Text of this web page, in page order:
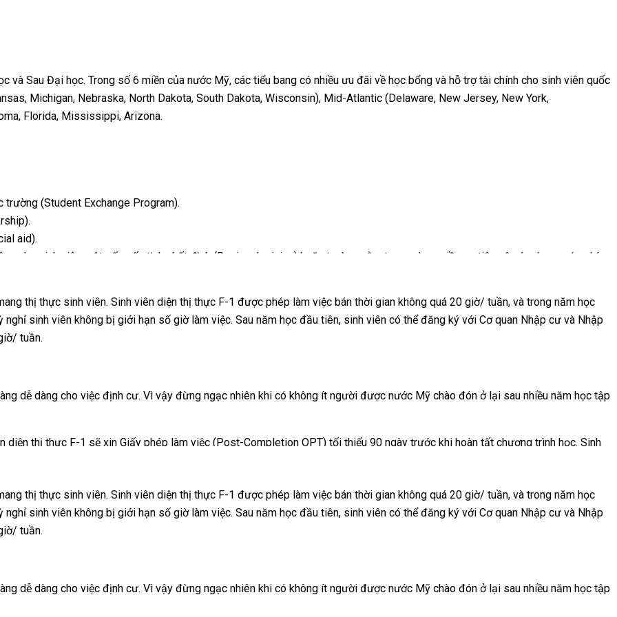
61+
7.0+; IELTS 6.0+ / TOEFL
8.0+; IELTS 7.0+ / TOEFL
93+; GMAT/GRE;
thị thực F1. Người phụ thuộc đương đơn visa F1 thuộc diện thị thực F2.
Lãnh sự quán ở Hồ Chí Minh.
nhập học.
ở các thời điểm khác nhau.
Sau Đại học. Trong số 6 miền của nước Mỹ, các tiểu bang có nhiều ưu đãi về học bổng và hỗ trợ tài chính cho sinh viên quốc
Michigan, Nebraska, North Dakota, South Dakota, Wisconsin), Mid-Atlantic (Delaware, New Jersey, New York,
Florida, Mississippi, Arizona.
(Student Exchange Program).
aid).
cho sinh viên một số quốc tịch nhất định (Regional pricing) hoặc trường nằm trong vùng miền ưu tiên nên áp dụng mức phí
trên năng lực nghiên cứu và mức độ cống hiến xã hội của ứng viên.
viên không cần phải vô cùng xuất sắc mà phải chuẩn bị đúng cách sẽ xin được học bổng. Ngoài học bổng, ứng viên hệ đại học
là Thực tập hưởng lương (Co-op) để tích lũy kinh nghiệm, giảm chi phí học tập, và tăng cơ hội việc làm sau tốt nghiệp.
sau:
thị thực sinh viên. Sinh viên diện thị thực F-1 được phép làm việc bán thời gian không quá 20 giờ/ tuần, và trong năm học
sinh viên không bị giới hạn số giờ làm việc. Sau năm học đầu tiên, sinh viên có thể đăng ký với Cơ quan Nhập cư và Nhập
tuần.
dễ dàng cho việc định cư. Vì vậy đừng ngạc nhiên khi có không ít người được nước Mỹ chào đón ở lại sau nhiều năm học tập
thị thực F-1 sẽ xin Giấy phép làm việc (Post-Completion OPT) tối thiểu 90 ngày trước khi hoàn tất chương trình học. Sinh
Kỹ sư – Engineering, Toán – Math) được gia hạn thời gian làm việc sau tốt nghiệp lên đến 36 tháng. Đối với sinh viên các
đệm chuyển đổi sang visa làm việc vĩnh trú EB1, EB2, EB3 và sau đó đủ điều kiện nộp hồ sơ xin Thường trú nhân
thị thực sinh viên. Sinh viên diện thị thực F-1 được phép làm việc bán thời gian không quá 20 giờ/ tuần, và trong năm học
sinh viên không bị giới hạn số giờ làm việc. Sau năm học đầu tiên, sinh viên có thể đăng ký với Cơ quan Nhập cư và Nhập
tuần.
dễ dàng cho việc định cư. Vì vậy đừng ngạc nhiên khi có không ít người được nước Mỹ chào đón ở lại sau nhiều năm học tập